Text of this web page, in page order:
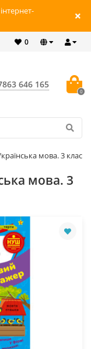
0
646 165
0
мова. 3 клас
мова. 3